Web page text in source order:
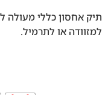
תיק אחסון כללי מעולה
למזוודה או לתרמיל.